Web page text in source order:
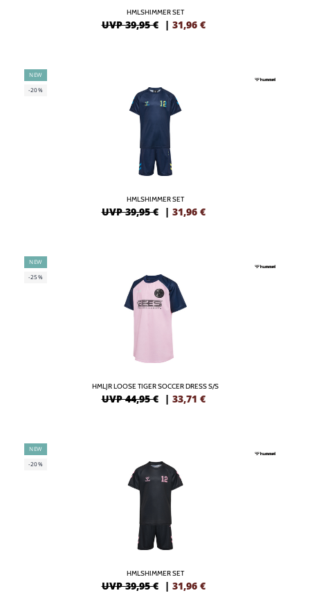
HMLSHIMMER SET
UVP 39,95 € | 31,96 €
NEW
-20%
HMLSHIMMER SET
UVP 39,95 € | 31,96 €
NEW
-25%
HMLJR LOOSE TIGER SOCCER DRESS S/S
UVP 44,95 € | 33,71 €
NEW
-20%
HMLSHIMMER SET
UVP 39,95 € | 31,96 €